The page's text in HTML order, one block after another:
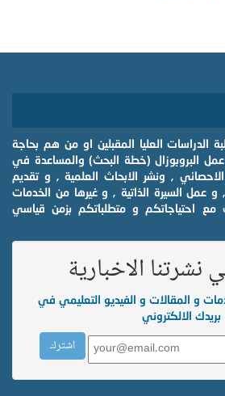
الدراسات العليا المقبلين او من هم بحاجة
البروبوزال (خطة البحث) والمساعدة في
, ونشر الابحاث العلمية , و تقديم
و عمل السيرة الذاتية , و غيرها من الخدمات
مع احتياجاتكم و متطلباتكم بزمن قياسي
الاخبارية
و المقالات و الفيديو التعليمي في
بريدك الالكتروني